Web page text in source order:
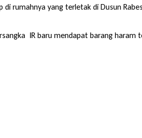
rumahnya yang terletak di Dusun
IR baru mendapat barang haram